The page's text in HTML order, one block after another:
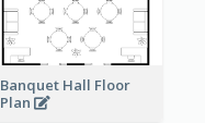
Banquet Hall Floor
Plan